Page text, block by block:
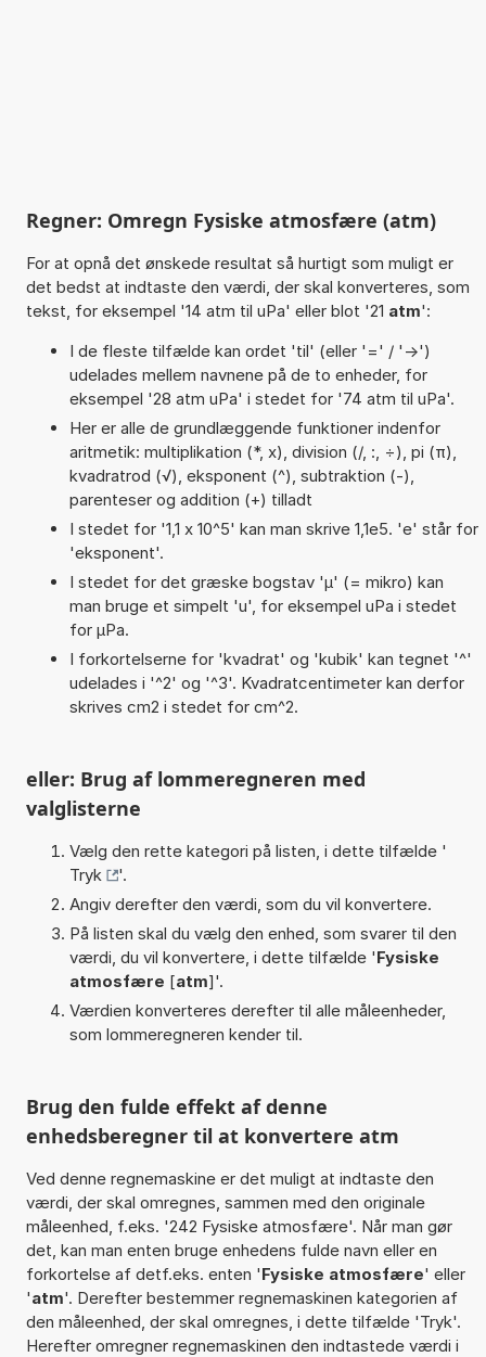
Regner: Omregn Fysiske atmosfære (atm)
For at opnå det ønskede resultat så hurtigt som muligt er
det bedst at indtaste den værdi, der skal konverteres, som
tekst, for eksempel '14 atm til uPa' eller blot '21 atm':
I de fleste tilfælde kan ordet 'til' (eller '=' / '->')
udelades mellem navnene på de to enheder, for
eksempel '28 atm uPa' i stedet for '74 atm til uPa'.
Her er alle de grundlæggende funktioner indenfor
aritmetik: multiplikation (*, x), division (/, :, ÷), pi (π),
kvadratrod (√), eksponent (^), subtraktion (-),
parenteser og addition (+) tilladt
I stedet for '1,1 x 10^5' kan man skrive 1,1e5. 'e' står for
'eksponent'.
I stedet for det græske bogstav 'µ' (= mikro) kan
man bruge et simpelt 'u', for eksempel uPa i stedet
for µPa.
I forkortelserne for 'kvadrat' og 'kubik' kan tegnet '^'
udelades i '^2' og '^3'. Kvadratcentimeter kan derfor
skrives cm2 i stedet for cm^2.
eller: Brug af lommeregneren med
valglisterne
Vælg den rette kategori på listen, i dette tilfælde '
Tryk
'.
Angiv derefter den værdi, som du vil konvertere.
På listen skal du vælg den enhed, som svarer til den
værdi, du vil konvertere, i dette tilfælde 'Fysiske
atmosfære [atm]'.
Værdien konverteres derefter til alle måleenheder,
som lommeregneren kender til.
Brug den fulde effekt af denne
enhedsberegner til at konvertere atm
Ved denne regnemaskine er det muligt at indtaste den
værdi, der skal omregnes, sammen med den originale
måleenhed, f.eks. '242 Fysiske atmosfære'. Når man gør
det, kan man enten bruge enhedens fulde navn eller en
forkortelse af detf.eks. enten 'Fysiske atmosfære' eller
'atm'. Derefter bestemmer regnemaskinen kategorien af
den måleenhed, der skal omregnes, i dette tilfælde 'Tryk'.
Herefter omregner regnemaskinen den indtastede værdi i